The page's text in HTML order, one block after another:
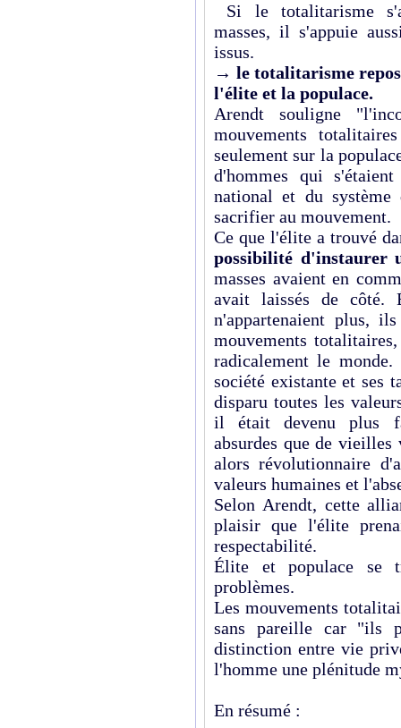
Si le totalitarisme
masses, il s'appuie
issus.
→ le totalitarisme
l'élite et la populace.
Arendt souligne
mouvements
seulement sur la
d'hommes qui
national et du système
sacrifier au mouvement.
Ce que l'élite a trouvé
possibilité d'instaurer
masses avaient en
avait laissés de côté.
n'appartenaient plus,
mouvements
radicalement le
société existante et ses
disparu toutes les
il était devenu plus
absurdes que de vieilles
alors révolutionnaire
valeurs humaines et
Selon Arendt, cette
plaisir que l'élite
respectabilité.
Élite et populace se
problèmes.
Les mouvements
sans pareille car "ils
distinction entre vie
l'homme une plénitude
En résumé :